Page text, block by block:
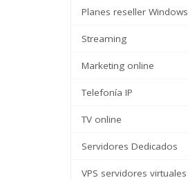
Planes reseller Windows
Streaming
Marketing online
Telefonía IP
TV online
Servidores Dedicados
VPS servidores virtuales